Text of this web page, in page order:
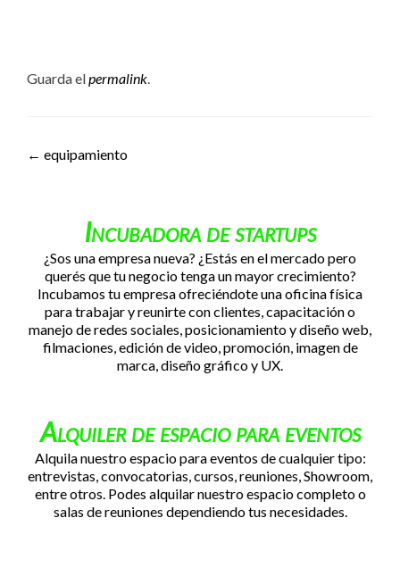
Guarda elpermalink.
Navegación de entradas
← equipamiento
Incubadora de startups
¿Sos una empresa nueva? ¿Estás en el mercado pero
querés que tu negocio tenga un mayor crecimiento?
Incubamos tu empresa ofreciéndote una oficina física
para trabajar y reunirte con clientes, capacitación o
manejo de redes sociales, posicionamiento y diseño web,
filmaciones, edición de video, promoción, imagen de
marca, diseño gráfico y UX.
Alquiler de espacio para eventos
Alquila nuestro espacio para eventos de cualquier tipo:
entrevistas, convocatorias, cursos, reuniones, Showroom,
entre otros. Podes alquilar nuestro espacio completo o
salas de reuniones dependiendo tus necesidades.